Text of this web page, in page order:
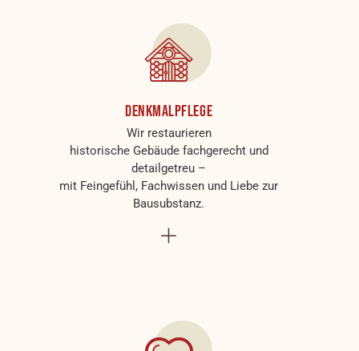
Denkmalpflege
Wir restaurieren
historische Gebäude fachgerecht und
detailgetreu –
mit Feingefühl, Fachwissen und Liebe zur
Bausubstanz.